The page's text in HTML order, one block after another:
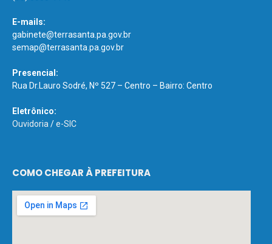
E-mails:
gabinete@terrasanta.pa.gov.br
semap@terrasanta.pa.gov.br
Presencial:
Rua Dr.Lauro Sodré, Nº 527 – Centro – Bairro: Centro
Eletrônico:
Ouvidoria /e-SIC
COMO CHEGAR À PREFEITURA